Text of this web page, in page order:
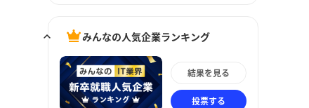
みんなの人気企業ランキング
結果を見る
投票する